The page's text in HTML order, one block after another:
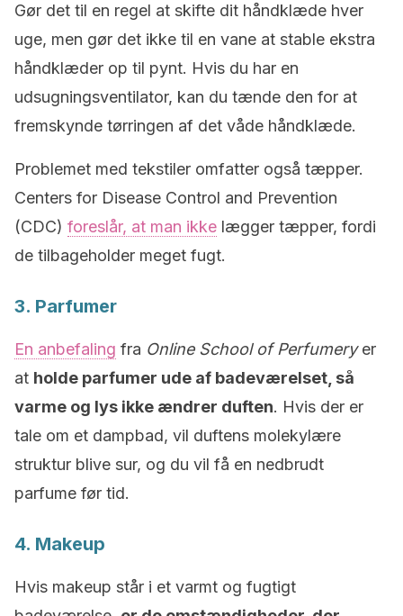
Gør det til en regel at skifte dit håndklæde hver
uge, men gør det ikke til en vane at stable ekstra
håndklæder op til pynt. Hvis du har en
udsugningsventilator, kan du tænde den for at
fremskynde tørringen af det våde håndklæde.
Problemet med tekstiler omfatter også tæpper.
Centers for Disease Control and Prevention
(CDC) foreslår, at man ikke lægger tæpper, fordi
de tilbageholder meget fugt.
3. Parfumer
En anbefaling fra Online School of Perfumeryer
at holde parfumer ude af badeværelset, så
varme og lys ikke ændrer duften. Hvis der er
tale om et dampbad, vil duftens molekylære
struktur blive sur, og du vil få en nedbrudt
parfume før tid.
4. Makeup
Hvis makeup står i et varmt og fugtigt